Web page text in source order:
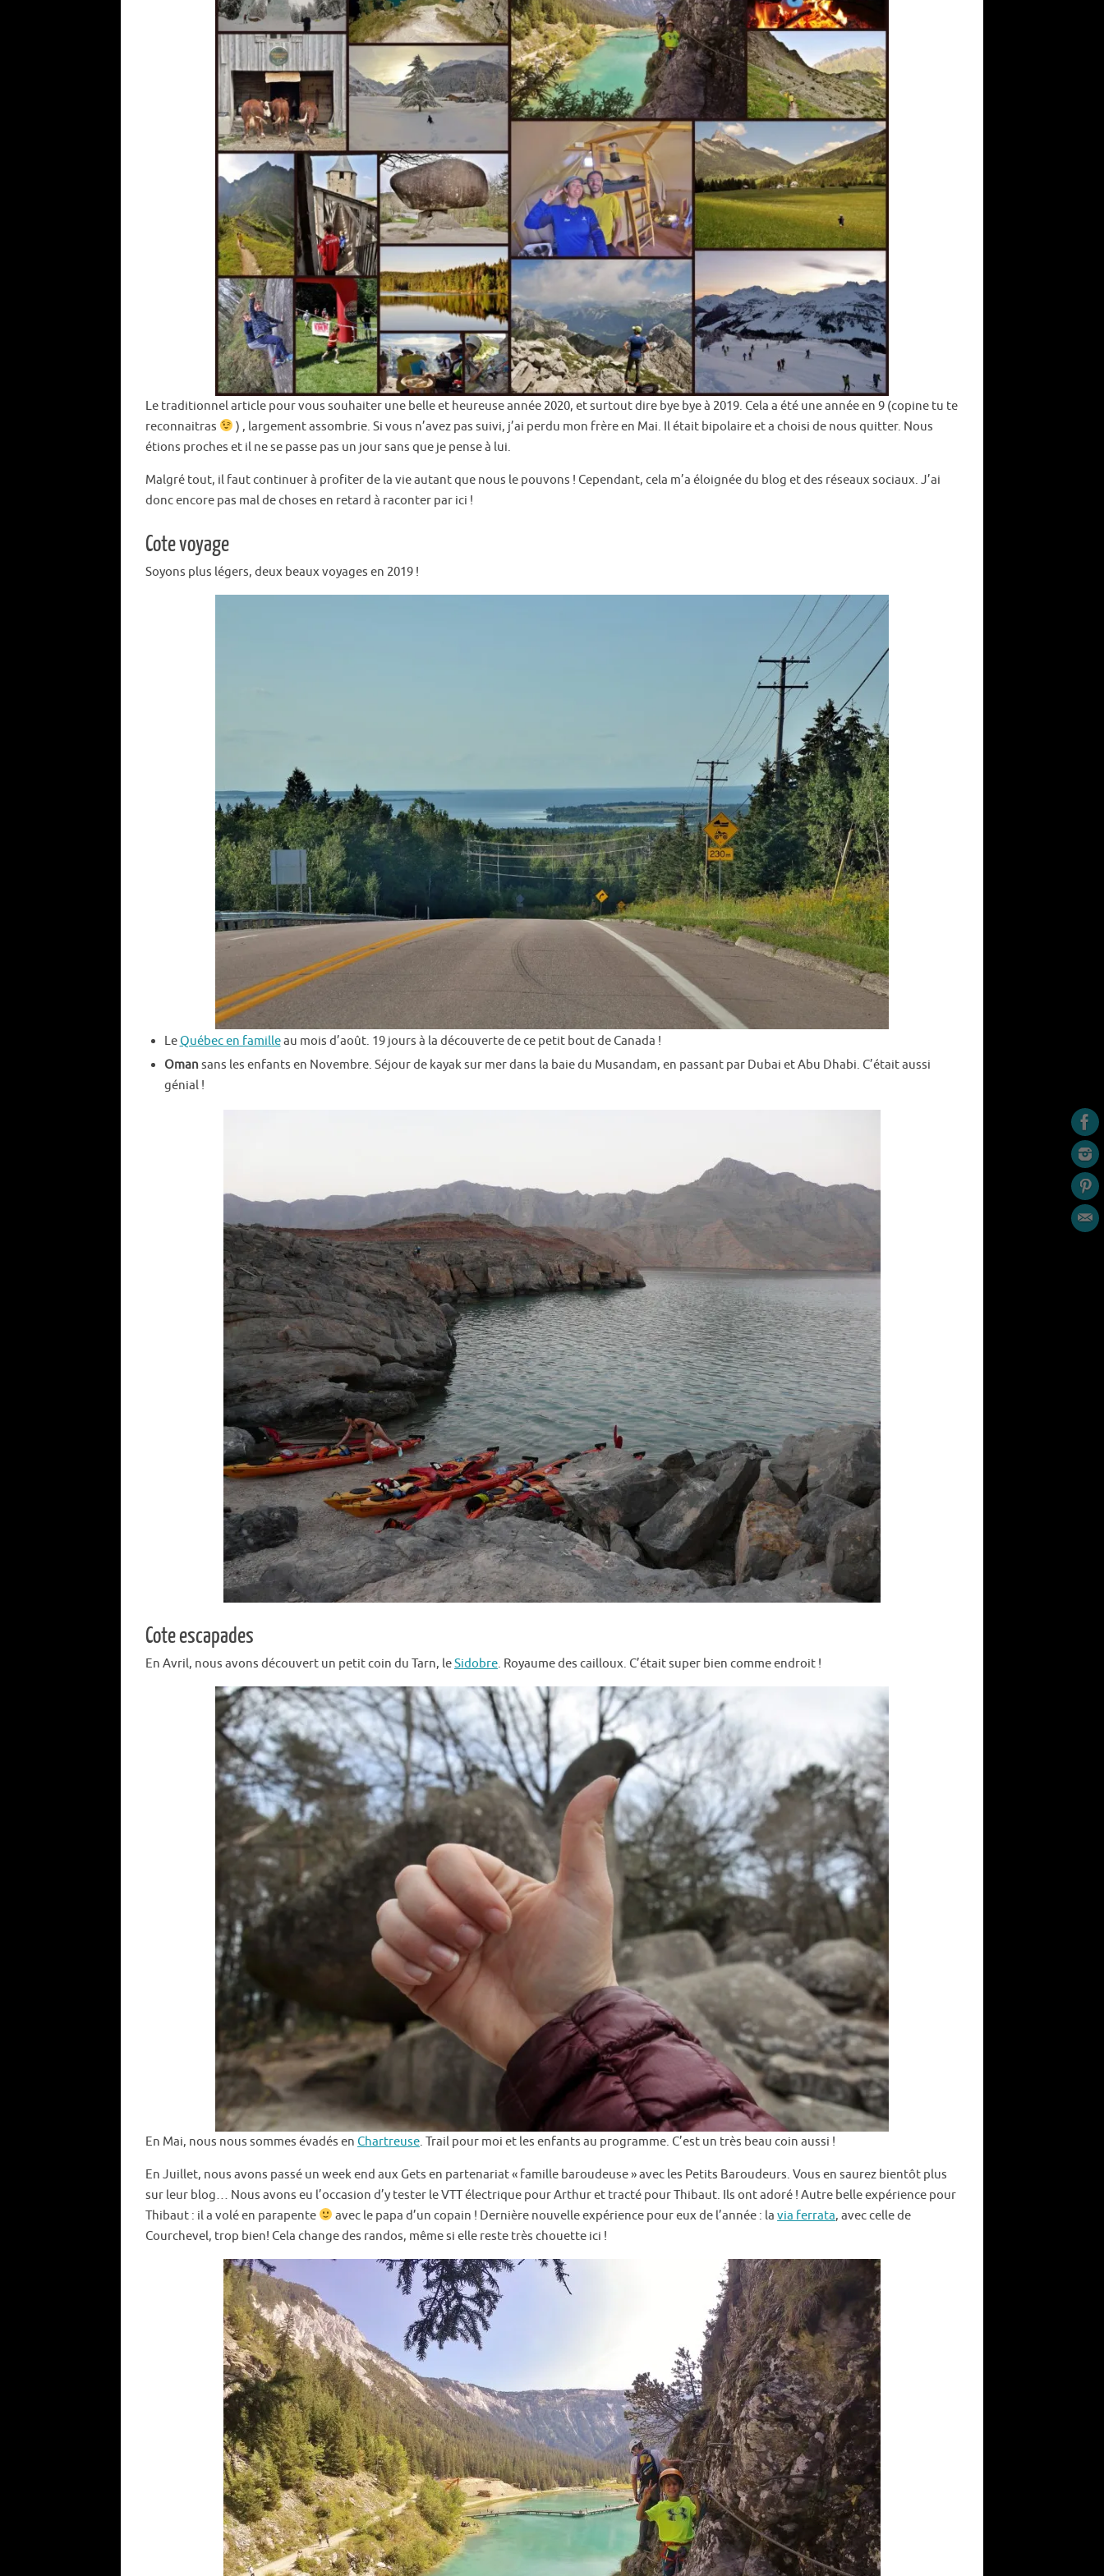
Le traditionnel article pour vous souhaiter une belle et heureuse année 2020, et surtout dire bye bye à 2019. Cela a été une année en 9 (copine tu te
reconnaitras
) , largement assombrie. Si vous n’avez pas suivi, j’ai perdu mon frère en Mai. Il était bipolaire et a choisi de nous quitter. Nous
étions proches et il ne se passe pas un jour sans que je pense à lui.
Malgré tout, il faut continuer à profiter de la vie autant que nous le pouvons ! Cependant, cela m’a éloignée du blog et des réseaux sociaux. J’ai
donc encore pas mal de choses en retard à raconter par ici !
Cote voyage
Soyons plus légers, deux beaux voyages en 2019 !
LeQuébec en familleau mois d’août. 19 jours à la découverte de ce petit bout de Canada !
Omansans les enfants en Novembre. Séjour de kayak sur mer dans la baie du Musandam, en passant par Dubai et Abu Dhabi. C’était aussi
génial !
Cote escapades
En Avril, nous avons découvert un petit coin du Tarn, leSidobre. Royaume des cailloux. C’était super bien comme endroit !
En Mai, nous nous sommes évadés en Chartreuse. Trail pour moi et les enfants au programme. C’est un très beau coin aussi !
En Juillet, nous avons passé un week end aux Gets en partenariat « famille baroudeuse » avec les Petits Baroudeurs. Vous en saurez bientôt plus
sur leur blog… Nous avons eu l’occasion d’y tester le VTT électrique pour Arthur et tracté pour Thibaut. Ils ont adoré ! Autre belle expérience pour
Thibaut : il a volé en parapente
avec le papa d’un copain ! Dernière nouvelle expérience pour eux de l’année : lavia ferrata, avec celle de
Courchevel, trop bien! Cela change des randos, même si elle reste très chouette ici !